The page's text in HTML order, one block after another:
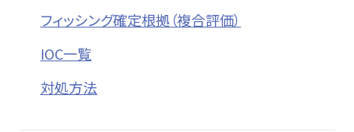
フィッシング確定根拠（複合評価）
IOC一覧
対処方法